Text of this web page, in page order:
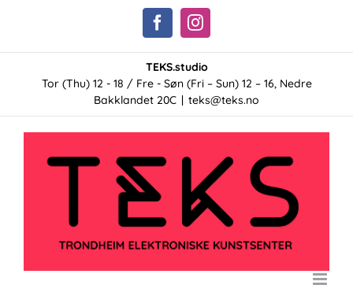
content
FacebookInstagram
TEKS.studio
Tor (Thu) 12 - 18 / Fre - Søn (Fri – Sun) 12 – 16, Nedre
Bakklandet 20C
teks@teks.no